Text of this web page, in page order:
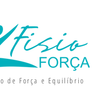
de Força e Equilíbrio